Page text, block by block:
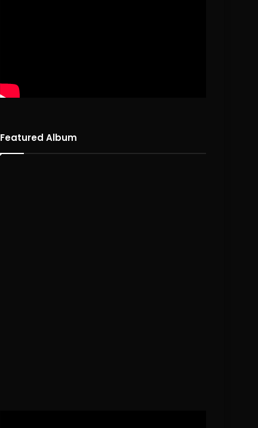
Featured Album